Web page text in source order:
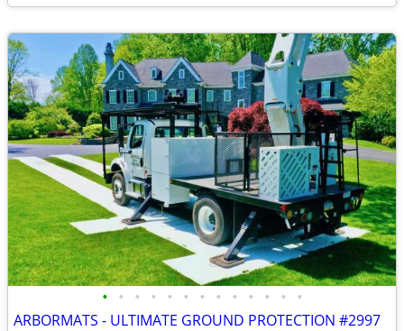
• • • • • • • • • • • • •
ARBORMATS - ULTIMATE GROUND PROTECTION #2997